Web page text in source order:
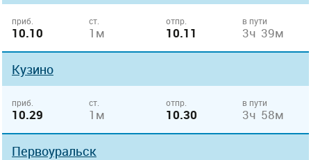
приб.
10.10
ст.
1м
отпр.
10.11
в пути
3ч 39м
Кузино
приб.
10.29
ст.
1м
отпр.
10.30
в пути
3ч 58м
Первоуральск